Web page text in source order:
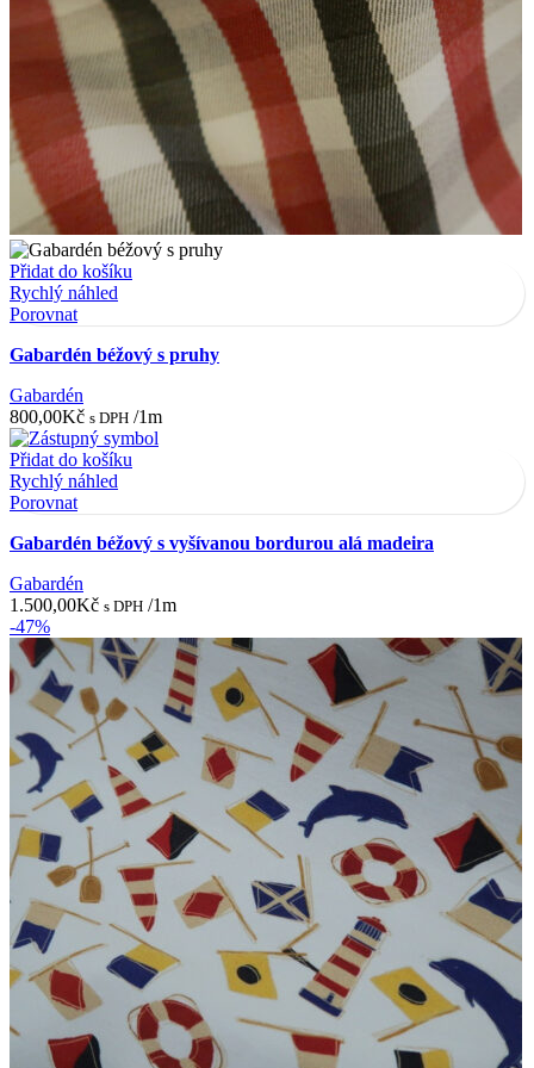
Přidat do košíku
Rychlý náhled
Porovnat
Gabardén béžový s pruhy
Gabardén
800,00Kč s DPH /1m
Přidat do košíku
Rychlý náhled
Porovnat
Gabardén béžový s vyšívanou bordurou alá madeira
Gabardén
1.500,00Kč s DPH /1m
-47%